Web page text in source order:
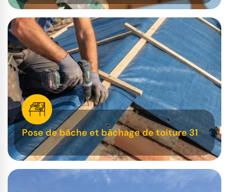
Pose de bâche et bâchage de toiture 31